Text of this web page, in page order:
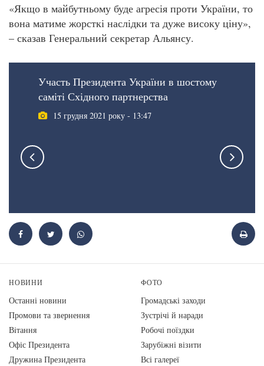
«Якщо в майбутньому буде агресія проти України, то
вона матиме жорсткі наслідки та дуже високу ціну»,
– сказав Генеральний секретар Альянсу.
Участь Президента України в шостому
саміті Східного партнерства
15 грудня 2021 року - 13:47
НОВИНИ
Останні новини
Промови та звернення
Вiтання
Офіс Президента
Дружина Президента
ФОТО
Громадські заходи
Зустрічі й наради
Робочі поїздки
Зарубіжні візити
Всі галереї